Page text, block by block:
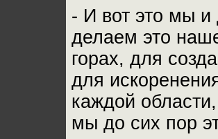
- И вот это мы
делаем это
горах, для
для
каждой
мы до сих пор